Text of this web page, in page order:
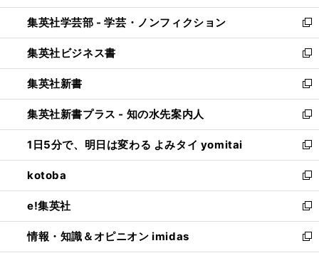
開
く
ウ
で
開
く
ン
ド
ウ
で
開
く
ウ
ィ
ン
ド
ウ
で
開
く
集英社学芸部 - 学芸・ノンフィクション
新
し
い
ウ
ィ
ン
ド
ウ
で
開
く
集英社ビジネス書
新
し
い
ウ
ィ
ン
ド
ウ
で
開
く
集英社新書
新
し
い
ウ
ィ
ン
ド
ウ
で
開
く
集英社新書プラス - 知の水先案内人
新
し
い
ウ
ィ
ン
ド
ウ
で
1日5分で、明日は変わる よみタイ yomitai
新
し
い
ウ
ィ
ン
ド
kotoba
新
し
い
ウ
ィ
e!集英社
新
し
い
情報・知識＆オピニオン imidas
新